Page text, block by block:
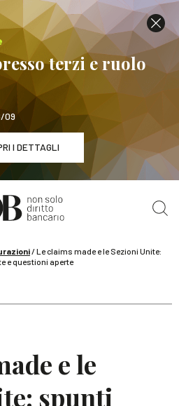
terzi e ruolo
09
I DETTAGLI
29 settembre
e ruolo della banca
/Le claims made e le Sezioni Unite:
e questioni aperte
e le
spunti